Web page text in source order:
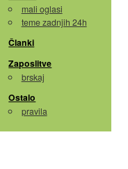
mali oglasi
teme zadnjih 24h
Članki
Zaposlitve
brskaj
Ostalo
pravila